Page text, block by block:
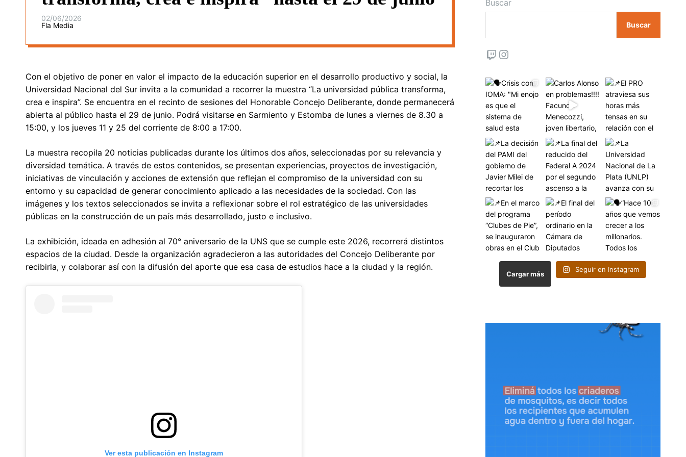
02/06/2026
Fla Media
Con el objetivo de poner en valor el impacto de la educación superior en el desarrollo productivo y social, la
Universidad Nacional del Sur invita a la comunidad a recorrer la muestra “La universidad pública transforma,
crea e inspira”. Se encuentra en el recinto de sesiones del Honorable Concejo Deliberante, donde permanecerá
abierta al público hasta el 29 de junio. Podrá visitarse en Sarmiento y Estomba de lunes a viernes de 8.30 a
15:00, y los jueves 11 y 25 del corriente de 8:00 a 17:00.
La muestra recopila 20 noticias publicadas durante los últimos dos años, seleccionadas por su relevancia y
diversidad temática. A través de estos contenidos, se presentan experiencias, proyectos de investigación,
iniciativas de vinculación y acciones de extensión que reflejan el compromiso de la universidad con su
entorno y su capacidad de generar conocimiento aplicado a las necesidades de la sociedad. Con las
imágenes y los textos seleccionados se invita a reflexionar sobre el rol estratégico de las universidades
públicas en la construcción de un país más desarrollado, justo e inclusivo.
La exhibición, ideada en adhesión al 70° aniversario de la UNS que se cumple este 2026, recorrerá distintos
espacios de la ciudad. Desde la organización agradecieron a las autoridades del Concejo Deliberante por
recibirla, y colaborar así con la difusión del aporte que esa casa de estudios hace a la ciudad y la región.
Ver esta publicación en Instagram
Buscar
Buscar
Twitch
Cargar más
Seguir en Instagram